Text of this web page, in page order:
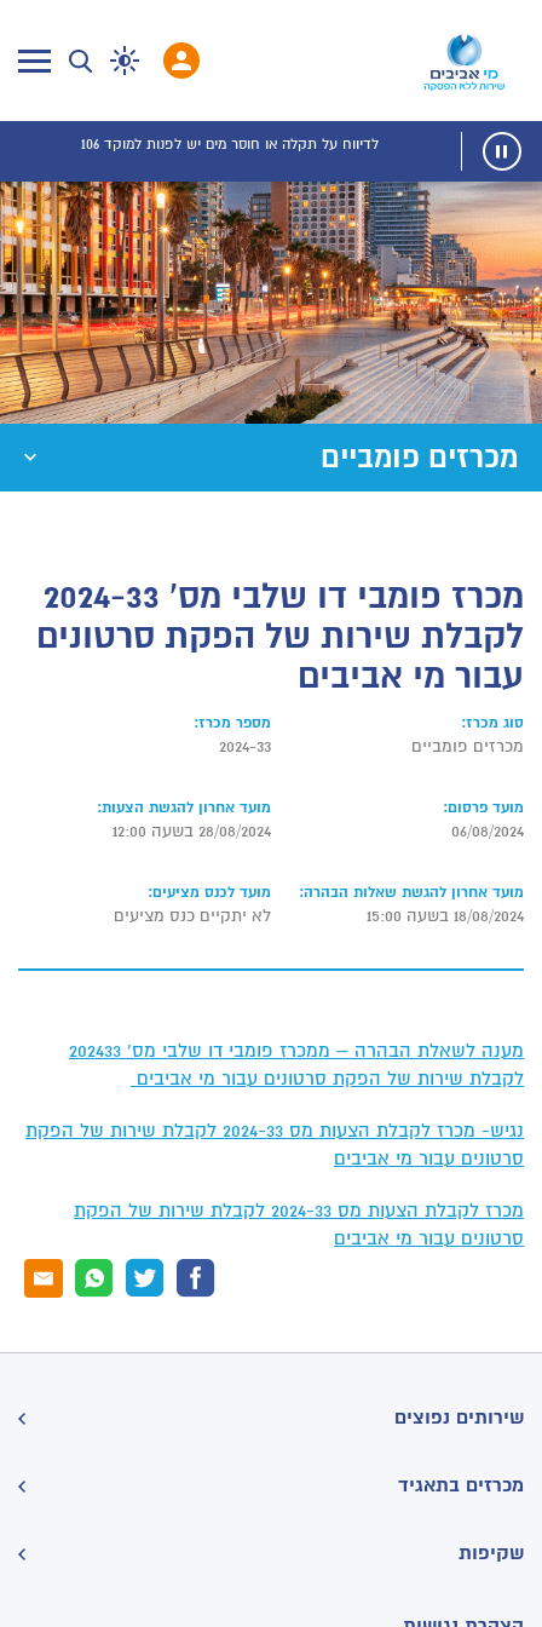
לדיווח על תקלה או חוסר מים יש לפנות למוקד 106
מכרזים פומביים
מכרז פומבי דו שלבי מס' 2024-33
לקבלת שירות של הפקת סרטונים
עבור מי אביבים
סוג מכרז:
מכרזים פומביים
מספר מכרז:
2024-33
מועד פרסום:
06/08/2024
מועד אחרון להגשת הצעות:
28/08/2024 בשעה 12:00
מועד אחרון להגשת שאלות הבהרה:
18/08/2024 בשעה 15:00
מועד לכנס מציעים:
לא יתקיים כנס מציעים
מענה לשאלת הבהרה – ממכרז פומבי דו שלבי מס' 202433
לקבלת שירות של הפקת סרטונים עבור מי אביבים
נגיש- מכרז לקבלת הצעות מס 2024-33 לקבלת שירות של הפקת
סרטונים עבור מי אביבים
מכרז לקבלת הצעות מס 2024-33 לקבלת שירות של הפקת
סרטונים עבור מי אביבים
שירותים נפוצים
מכרזים בתאגיד
שקיפות